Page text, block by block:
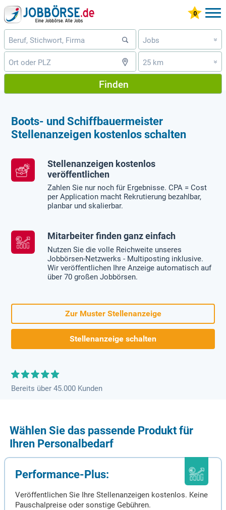
Jobs »
25 km »
Finden
Boots- und Schiffbauermeister
Stellenanzeigen kostenlos schalten
Stellenanzeigen kostenlos
veröffentlichen
Zahlen Sie nur noch für Ergebnisse. CPA = Cost
per Application macht Rekrutierung bezahlbar,
planbar und skalierbar.
Mitarbeiter finden ganz einfach
Nutzen Sie die volle Reichweite unseres
Jobbörsen-Netzwerks - Multiposting inklusive.
Wir veröffentlichen Ihre Anzeige automatisch auf
über 70 großen Jobbörsen.
Zur Muster Stellenanzeige
Stellenanzeige schalten
Bereits über 45.000 Kunden
Wählen Sie das passende Produkt für
Ihren Personalbedarf
Performance-Plus:
Veröffentlichen Sie Ihre Stellenanzeigen kostenlos. Keine
Pauschalpreise oder sonstige Gebühren.